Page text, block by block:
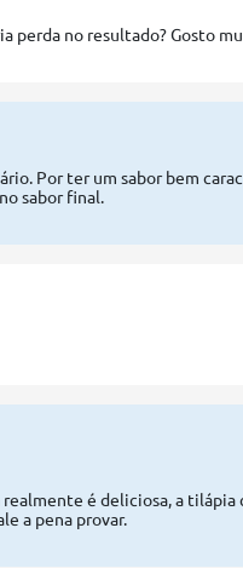
perda no resultado? Gosto
Por ter um sabor bem
sabor final.
é deliciosa, a tilápia
a pena provar.